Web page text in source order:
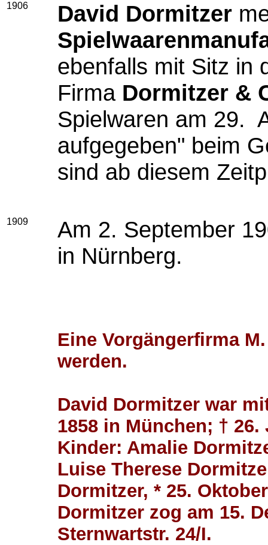
1906 David Dormitzer
ebenfalls mit Sitz in
Firma Dormitzer &
Spielwaren am 29.
aufgegeben" beim
sind ab diesem
1909
Am 2. September
in Nürnberg.
Eine Vorgängerfirma
werden.
David Dormitzer war
1858 in München; †
Kinder: Amalie
Luise Therese
Dormitzer, * 25.
Dormitzer zog am 15.
Sternwartstr. 24/I.